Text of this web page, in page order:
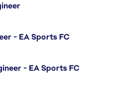
- EA Sports FC
- EA Sports FC